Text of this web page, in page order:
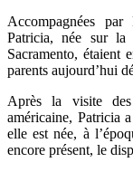
Accompagnées
Patricia, née sur
Sacramento, étaient
parents aujourd’hui
Après la visite
américaine, Patricia
elle est née, à
encore présent, le